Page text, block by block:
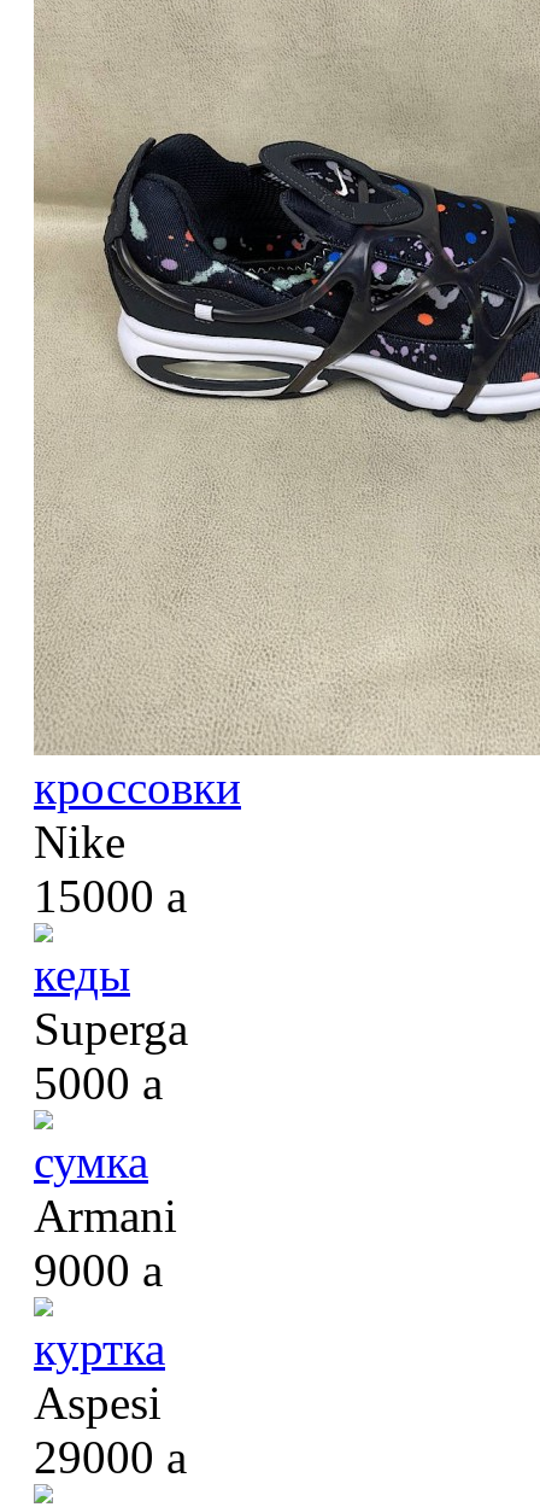
кроссовки
Nike
15000 a
кеды
Superga
5000 a
сумка
Armani
9000 a
куртка
Aspesi
29000 a